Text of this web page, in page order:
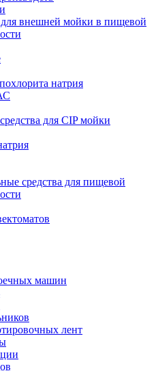
для внешней мойки в пищевой
натрия
для CIP мойки
средства для пищевой
машин
лент